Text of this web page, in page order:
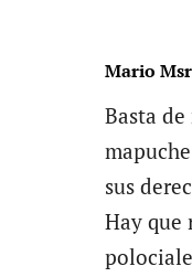
Mario
Basta
sus
Hay que